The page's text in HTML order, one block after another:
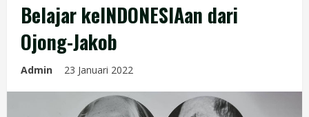
Belajar keINDONESIAan dari
Ojong-Jakob
Admin 23 Januari 2022